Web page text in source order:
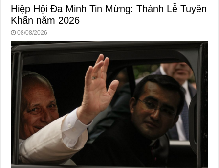
Hiệp Hội Đa Minh Tin Mừng: Thánh Lễ Tuyên
Khấn năm 2026
08/08/2026